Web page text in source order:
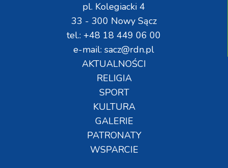
pl. Kolegiacki 4
33 - 300 Nowy Sącz
tel.: +48 18 449 06 00
e-mail: sacz@rdn.pl
AKTUALNOŚCI
RELIGIA
SPORT
KULTURA
GALERIE
PATRONATY
WSPARCIE